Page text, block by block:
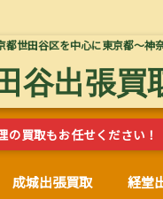
都世田谷区を中心に東京都～神
谷出張買
買取もお任せください！
成城出張買取 経堂